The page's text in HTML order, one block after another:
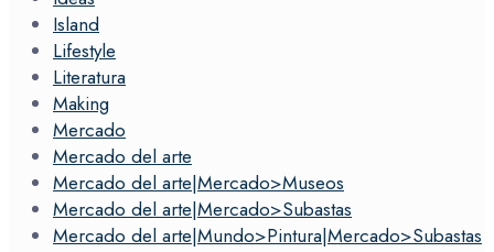
Island
Lifestyle
Literatura
Making
Mercado
Mercado del arte
Mercado del arte|Mercado>Museos
Mercado del arte|Mercado>Subastas
Mercado del arte|Mundo>Pintura|Mercado>Subastas